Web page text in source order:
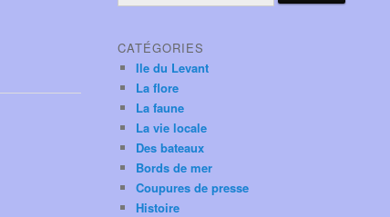
CATÉGORIES
Ile du Levant
La flore
La faune
La vie locale
Des bateaux
Bords de mer
Coupures de presse
Histoire